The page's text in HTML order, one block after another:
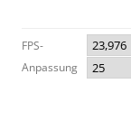
FPS-
Anpassung